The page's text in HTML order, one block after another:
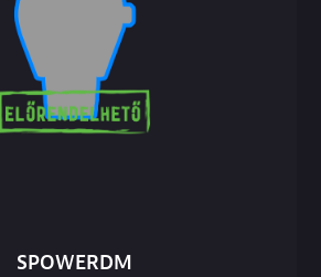
SPOWERDM